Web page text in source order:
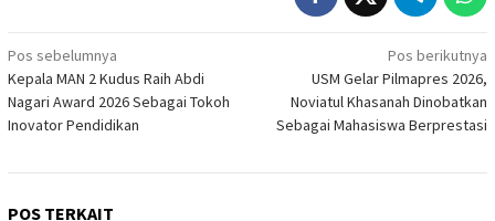
Navigasi
pos
Pos sebelumnya
Kepala MAN 2 Kudus Raih Abdi
Nagari Award 2026 Sebagai Tokoh
Inovator Pendidikan
Pos berikutnya
USM Gelar Pilmapres 2026,
Noviatul Khasanah Dinobatkan
Sebagai Mahasiswa Berprestasi
POS TERKAIT